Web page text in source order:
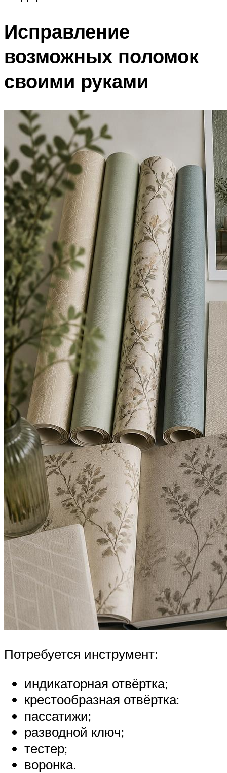
Исправление
возможных поломок
своими руками
Потребуется инструмент:
индикаторная отвёртка;
крестообразная отвёртка:
пассатижи;
разводной ключ;
тестер;
воронка.